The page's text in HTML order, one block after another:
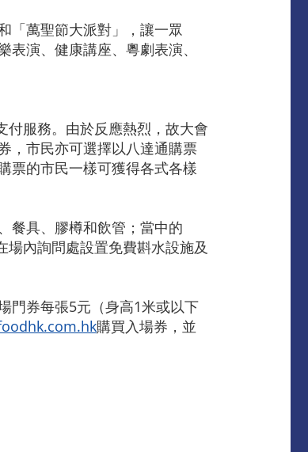
「萬聖節大派對」，讓一眾
演、健康講座、粵劇表演、
付服務。由於反應熱烈，故大會
，市民亦可選擇以八達通購票
票的市民一樣可獲得各式各樣
餐具、膠樽和飲管；當中的
場內詢問處設置免費斟水設施及
門券每張5元（身高1米或以下
購買入場券，並